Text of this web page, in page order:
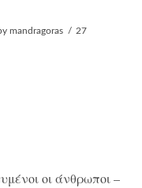
mandragoras
27
οι άνθρωποι –